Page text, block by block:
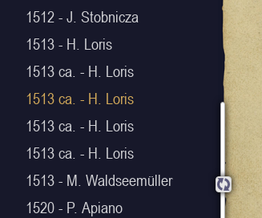
1512 - J. Stobnicza
1513 - H. Loris
1513 ca. - H. Loris
1513 ca. - H. Loris
1513 ca. - H. Loris
1513 ca. - H. Loris
1513 - M. Waldseemüller
1520 - P. Apiano